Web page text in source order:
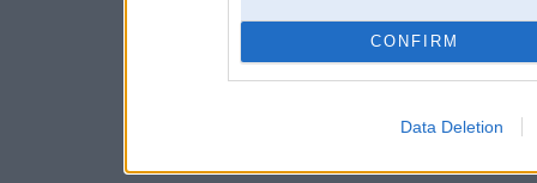
CONFIRM
Data Deletion